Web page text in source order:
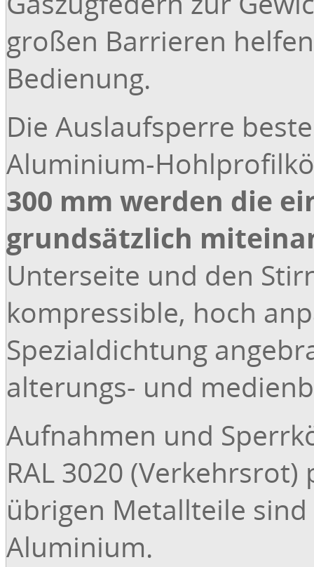
großen Barrieren
Bedienung.
Die Auslaufsperre
Aluminium-
300 mm werden die
grundsätzlich
Unterseite und den
kompressible, hoch
Spezialdichtung
alterungs- und
Aufnahmen und
RAL 3020
übrigen Metallteile
Aluminium.